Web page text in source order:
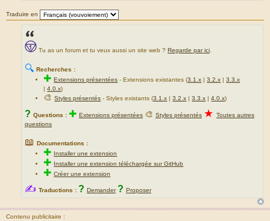
Traduire en
Tu as un forum et tu veux aussi un site web ? Regarde par ici.
🔍 Recherches :
✚Extensions présentées - Extensions existantes (3.1.x |3.2.x |3.3.x
|4.0.x)
🎨Styles présentés - Styles existants (3.1.x |3.2.x |3.3.x |4.0.x)
? Questions : ✚ Extensions présentées 🎨 Styles présentés ★ Toutes autres
questions
📖 Documentations :
✚ Installer une extension
✚ Installer une extension téléchargée sur GitHub
✚Créer une extension
✍ Traductions : ? Demander ? Proposer
Contenu publicitaire :